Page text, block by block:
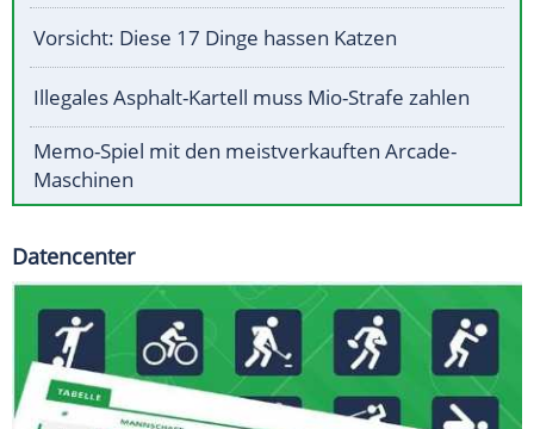
Vorsicht: Diese 17 Dinge hassen Katzen
Illegales Asphalt-Kartell muss Mio-Strafe zahlen
Memo-Spiel mit den meistverkauften Arcade-
Maschinen
Datencenter